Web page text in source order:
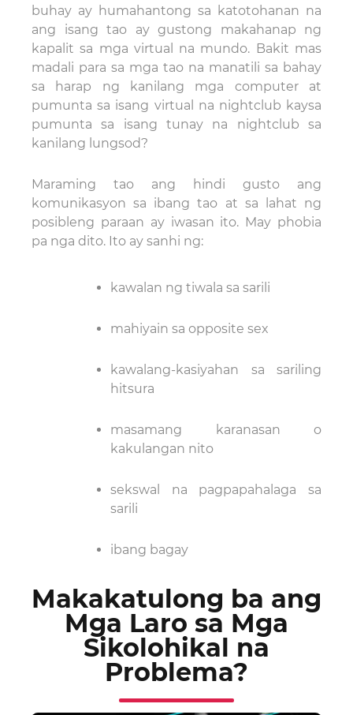
buhay ay humahantong sa katotohanan na
ang isang tao ay gustong makahanap ng
kapalit sa mga virtual na mundo. Bakit mas
madali para sa mga tao na manatili sa bahay
sa harap ng kanilang mga computer at
pumunta sa isang virtual na nightclub kaysa
pumunta sa isang tunay na nightclub sa
kanilang lungsod?
Maraming tao ang hindi gusto ang
komunikasyon sa ibang tao at sa lahat ng
posibleng paraan ay iwasan ito. May phobia
pa nga dito. Ito ay sanhi ng:
kawalan ng tiwala sa sarili
mahiyain sa opposite sex
kawalang-kasiyahan sa sariling
hitsura
masamang karanasan o
kakulangan nito
sekswal na pagpapahalaga sa
sarili
ibang bagay
Makakatulong ba ang
Mga Laro sa Mga
Sikolohikal na
Problema?